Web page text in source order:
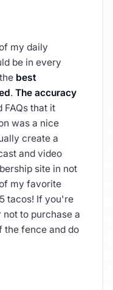
my daily
be in every
best
. The accuracy
FAQs that it
was a nice
create a
and video
site in not
my favorite
tacos! If you're
to purchase a
the fence and do